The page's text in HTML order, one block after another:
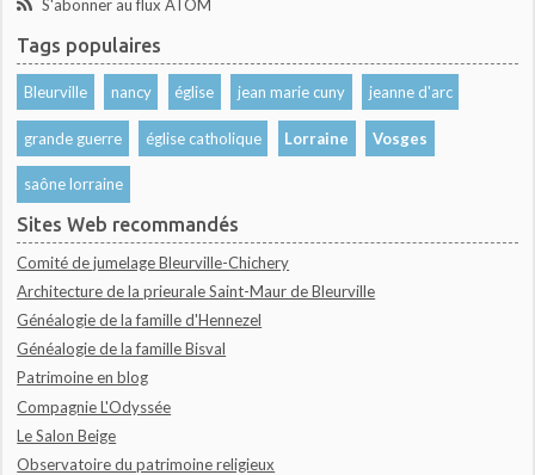
S'abonner au flux ATOM
Tags populaires
Bleurville nancy église jean marie cuny jeanne d'arc
grande guerre église catholique Lorraine Vosges
saône lorraine
Sites Web recommandés
Comité de jumelage Bleurville-Chichery
Architecture de la prieurale Saint-Maur de Bleurville
Généalogie de la famille d'Hennezel
Généalogie de la famille Bisval
Patrimoine en blog
Compagnie L'Odyssée
Le Salon Beige
Observatoire du patrimoine religieux